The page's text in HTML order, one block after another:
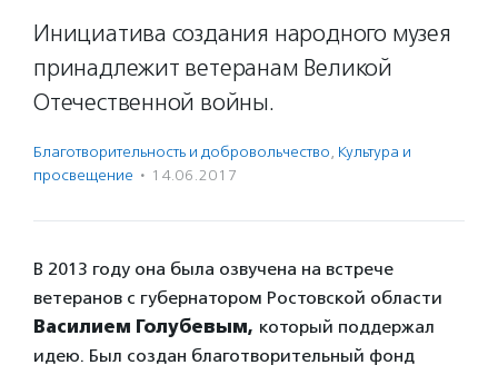
Инициатива создания народного музея
принадлежит ветеранам Великой
Отечественной войны.
Благотвори­тель­ность и доброволь­чест­во, Культура и
просвещение · 14.06.2017
В 2013 году она была озвучена на встрече
ветеранов с губернатором Ростовской области
Василием Голубевым, который поддержал
идею. Был создан благотворительный фонд